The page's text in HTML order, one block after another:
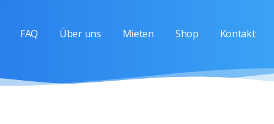
FAQ Über uns Mieten Shop Kontakt